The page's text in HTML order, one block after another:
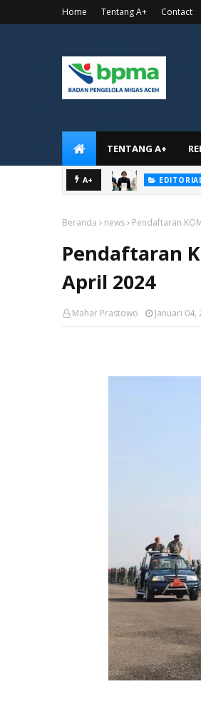
Home Tentang A+ Contact
TENTANG A+
A+
Beranda news Pendaftaran
Pendaftaran
April 2024
Mahar Prastowo Januari 04,